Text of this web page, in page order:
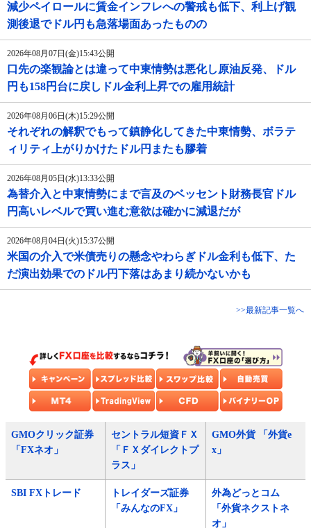
減少ペイロールに賃金インフレへの警戒も低下、利上げ観
測後退でドル円も急落場面あったものの
2026年08月07日(金)15:43公開
口先の楽観論とは違って中東情勢は悪化し原油反発、ドル
円も158円台に戻しドル金利上昇での雇用統計
2026年08月06日(木)15:29公開
それぞれの解釈でもって鎮静化してきた中東情勢、ボラテ
ィリティ上がりかけたドル円またも膠着
2026年08月05日(水)13:33公開
為替介入と中東情勢にまで言及のベッセント財務長官ドル
円高いレベルで買い進む意欲は確かに減退だが
2026年08月04日(火)15:37公開
米国の介入で米債売りの懸念やわらぎドル金利も低下、た
だ演出効果でのドル円下落はあまり続かないかも
>>最新記事一覧へ
GMOクリック証券
「FXネオ」
セントラル短資ＦＸ
「ＦＸダイレクトプ
ラス」
GMO外貨 「外貨e
x」
SBI FXトレード
トレイダーズ証券
「みんなのFX」
外為どっとコム
「外貨ネクストネ
オ」